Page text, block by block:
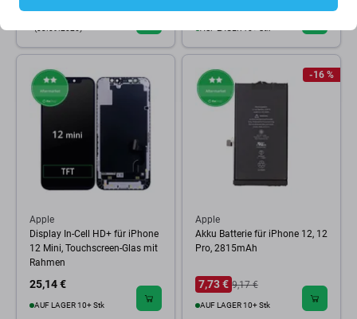
Apple
Display In-Cell HD+ für iPhone
12 Mini, Touchscreen-Glas mit
Rahmen
25,14 €
AUF LAGER 10+ Stk
-16 %
Apple
Akku Batterie für iPhone 12, 12
Pro, 2815mAh
7,73 € 9,17 €
AUF LAGER 10+ Stk